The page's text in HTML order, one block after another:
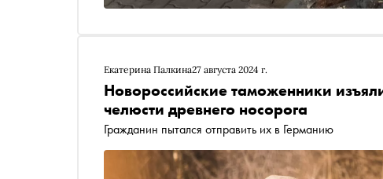
Екатерина Палкина27 августа 2024 г.
Новороссийские таможенники
челюсти древнего носорога
Гражданин пытался отправить их в Германию